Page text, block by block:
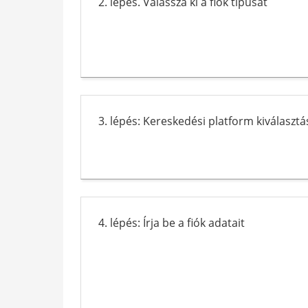
3. lépés: Kereskedési platform
4. lépés: Írja be a fiók adatait